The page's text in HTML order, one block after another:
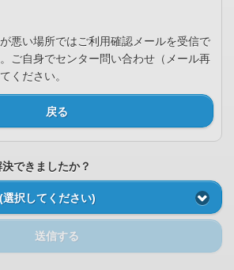
悪い場所ではご利用確認メールを受信で
ご自身でセンター問い合わせ（メール再
ください。
戻る
できましたか？
(選択してください)
送信する